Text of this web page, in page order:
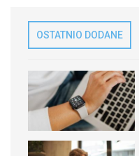
OSTATNIO DODANE